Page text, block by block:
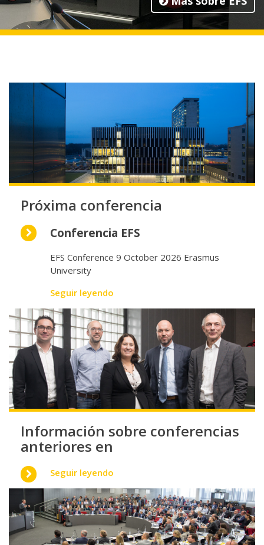
Próxima conferencia
Conferencia EFS
EFS Conference 9 October 2026 Erasmus
University
Seguir leyendo
Información sobre conferencias
anteriores en
Seguir leyendo